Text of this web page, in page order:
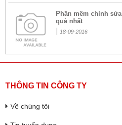
Phần mềm chỉnh
quả nhất
18-09-2016
THÔNG TIN CÔNG TY
Về chúng tôi